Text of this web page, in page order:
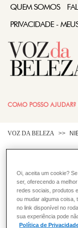
QUEM SOMOS
PRIVACIDADE -
COMO POSSO AJUDAR?
COLORAÇÃO
CABELO
VOZ DA BELEZA
mesmo
cabelo?
Oi, aceita um cookie?
ser, oferecendo a
redes sociais, produtos
ou mudar alguma coisa,
no link disponível no
sua experiência pode
Política de